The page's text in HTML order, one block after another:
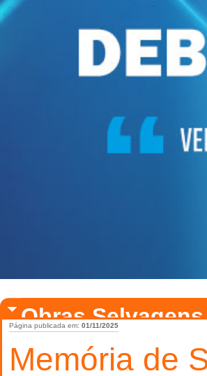
Obras Selvagens
Memória de
Página publicada em: 01/11/2025